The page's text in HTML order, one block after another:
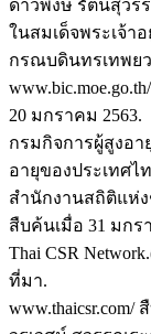
ดาว์พงษ์ รัตนสุวร
ในสมเด็จพระเจ้า
กรณบดินทรเทพย
20 มกราคม 2563.
กรมกิจการผู้สูงอา
อายุของประเทศไ
สำนักงานสถิติแห่ง
สืบค้นเมื่อ 31 มกร
Thai CSR
ที่มา.